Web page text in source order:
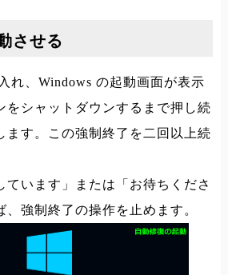
させる
れ、Windows の起動画面が表示
をシャットダウンするまで押し続
ます。この強制終了を二回以上続
ています」または「お待ちくださ
、強制終了の操作を止めます。